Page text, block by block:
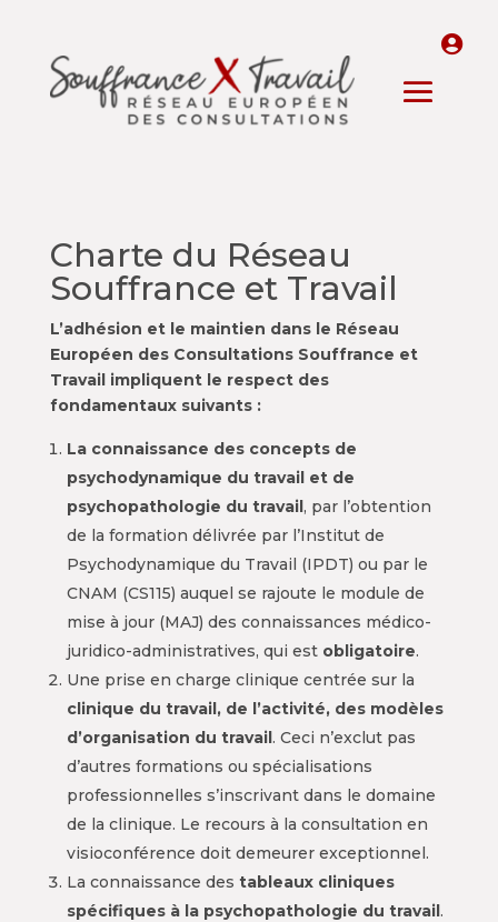
Charte du Réseau
Souffrance et Travail
L’adhésion et le maintien dans le Réseau
Européen des Consultations Souffrance et
Travail impliquent le respect des
fondamentaux suivants :
La connaissance des concepts de
psychodynamique du travail et de
psychopathologie du travail, par l’obtention
de la formation délivrée par l’Institut de
Psychodynamique du Travail (IPDT) ou par le
CNAM (CS115) auquel se rajoute le module de
mise à jour (MAJ) des connaissances médico-
juridico-administratives, qui est obligatoire.
Une prise en charge clinique centrée sur la
clinique du travail, de l’activité, des modèles
d’organisation du travail. Ceci n’exclut pas
d’autres formations ou spécialisations
professionnelles s’inscrivant dans le domaine
de la clinique. Le recours à la consultation en
visioconférence doit demeurer exceptionnel.
La connaissance des tableaux cliniques
spécifiques à la psychopathologie du travail.